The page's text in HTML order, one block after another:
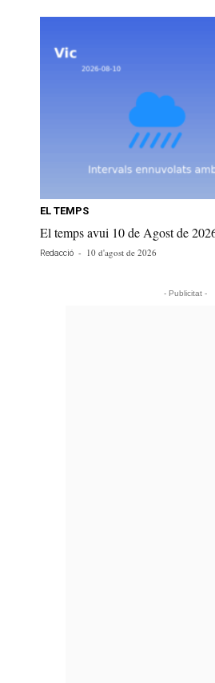
EL TEMPS
El temps avui 10 de Agost de
Redacció - 10 d'agost de 2026
- Publicitat -